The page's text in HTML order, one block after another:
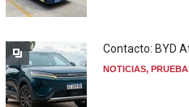
Contacto: BYD
NOTICIAS,